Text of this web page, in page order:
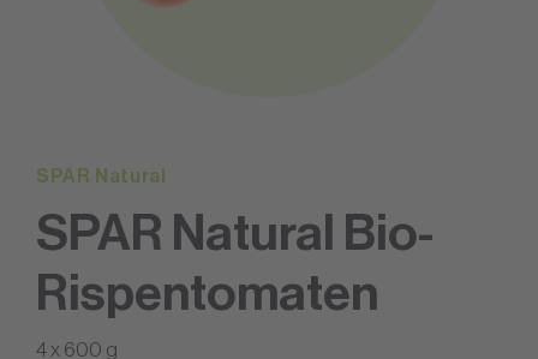
SPAR Natural
SPAR Natural Bio-
Rispentomaten
4 x 600 g